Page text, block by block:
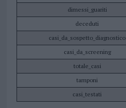
dimessi_guariti
deceduti
casi_da_sospetto_diagnostico
casi_da_screening
totale_casi
tamponi
casi_testati